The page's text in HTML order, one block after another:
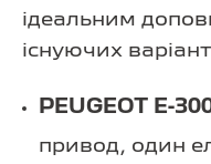
ідеальним
існуючих
PEUGEOT E-
привод, один